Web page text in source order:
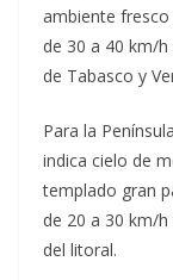
ambiente
de 30 a 40 km/
de Tabasco y
Para la
indica cielo de
templado gran
de 20 a 30 km/
del litoral.